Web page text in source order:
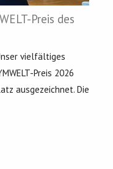
Preis des
vielfältiges
Preis 2026
ausgezeichnet. Die